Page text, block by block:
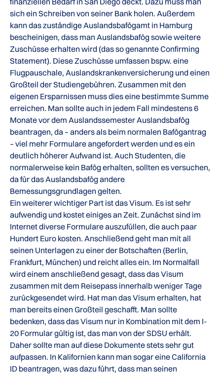
sich ein Schreiben von seiner Bank holen. Außerdem
kann das zuständige Auslandsbafögamt in Hamburg
bescheinigen, dass man Auslandsbafög sowie weitere
Zuschüsse erhalten wird (das so genannte Confirming
Statement). Diese Zuschüsse umfassen bspw. eine
Flugpauschale, Auslandskrankenversicherung und einen
Großteil der Studiengebühren. Zusammen mit den
eigenen Ersparnissen muss dies eine bestimmte Summe
erreichen. Man sollte auch in jedem Fall mindestens 6
Monate vor dem Auslandssemester Auslandsbafög
beantragen, da – anders als beim normalen Bafögantrag
– viel mehr Formulare angefordert werden und es ein
deutlich höherer Aufwand ist. Auch Studenten, die
normalerweise kein Bafög erhalten, sollten es versuchen,
da für das Auslandsbafög andere
Bemessungsgrundlagen gelten.
Ein weiterer wichtiger Part ist das Visum. Es ist sehr
aufwendig und kostet einiges an Zeit. Zunächst sind im
Internet diverse Formulare auszufüllen, die auch paar
Hundert Euro kosten. Anschließend geht man mit all
seinen Unterlagen zu einer der Botschaften (Berlin,
Frankfurt, München) und reicht alles ein. Im Normalfall
wird einem anschließend gesagt, dass das Visum
zusammen mit dem Reisepass innerhalb weniger Tage
zurückgesendet wird. Hat man das Visum erhalten, hat
man bereits einen Großteil geschafft. Man sollte
bedenken, dass das Visum nur in Kombination mit dem I-
20 Formular gültig ist, das man von der SDSU erhält.
Daher sollte man auf diese Dokumente stets sehr gut
aufpassen. In Kalifornien kann man sogar eine California
ID beantragen, was dazu führt, dass man seinen